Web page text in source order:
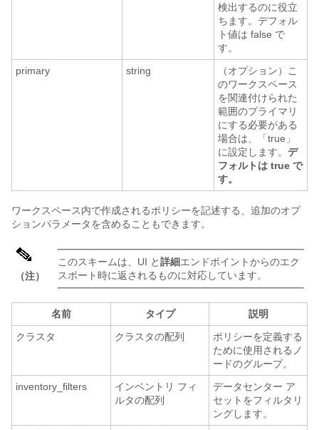
検出するのに役立
ちます。デフォル
ト値は false で
す。
primary
string
（オプション）こ
のワークスペース
を関連付けられた
範囲のプライマリ
にする必要がある
場合は、「true」
に設定します。 デ
フォルトは true で
す。
ワークスペース内で作成されるポリシーを記述する、追加のオプ
ションパラメータを含めることもできます。
（注）
このスキームは、UI と詳細エンドポイントからのエク
スポート時に返されるものに対応しています。
名前 タイプ
説明
クラスタ
クラスタの配列
ポリシーを定義する
ために使用されるノ
ードのグループ。
inventory_filters
インベントリ フィ
ルタの配列
データセンター ア
セットをフィルタリ
ングします。